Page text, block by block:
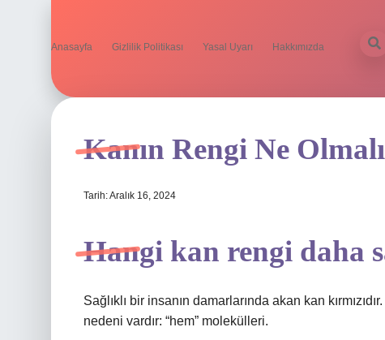
Anasayfa Gizlilik Politikası Yasal Uyarı Hakkımızda
Kanın Rengi Ne Olmalı
Tarih: Aralık 16, 2024
Hangi kan rengi daha
Sağlıklı bir insanın damarlarında akan kan
nedeni vardır: “hem” molekülleri.